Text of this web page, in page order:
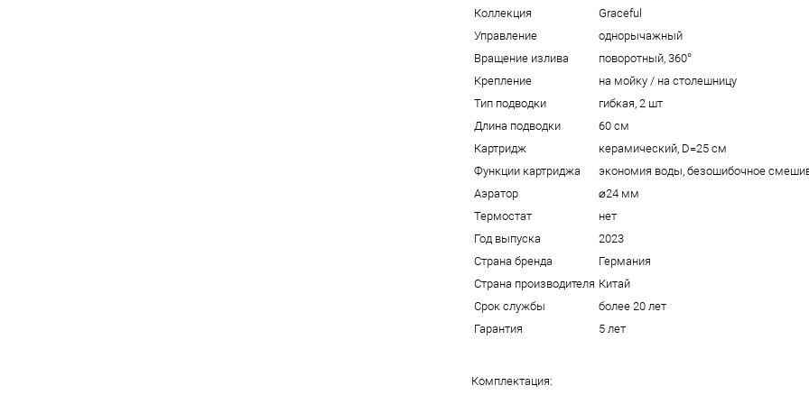
Коллекция
Graceful
Управление
однорычажный
Вращение излива
поворотный, 360°
Крепление
на мойку / на столешницу
Тип подводки
гибкая, 2 шт
Длина подводки
60 см
Картридж
керамический, D=25 см
Функции картриджа
экономия воды, безошибочное
Аэратор
⌀24 мм
Термостат
нет
Год выпуска
2023
Страна бренда
Германия
Страна производителя Китай
Срок службы
более 20 лет
Гарантия
5 лет
Комплектация: